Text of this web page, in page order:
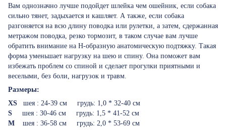
Вам однозначно лучше подойдет шлейка чем ошейник, если собака
сильно тянет, задыхается и кашляет. А также, если собака
разгоняется на всю длину поводка или рулетки, а затем, сдержанная
метражом поводка, резко тормозит, в таком случае вам лучше
обратить внимание на Н-образную анатомическую подтяжку. Такая
форма уменьшает нагрузку на шею и спину. Она поможет вам
избежать проблем со спиной и сделает прогулки приятными и
веселыми, без боли, нагрузок и травм.
Размеры:
XS шея : 24-39 см грудь: 1,0 * 32-40 см
S шея : 30-46 см грудь: 1,5 * 41-52 см
M шея : 36-58 см грудь: 2,0 * 53-69 см